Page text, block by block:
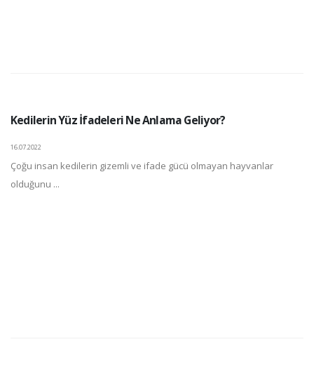
Kedilerin Yüz İfadeleri Ne Anlama Geliyor?
16.07.2022
Çoğu insan kedilerin gizemli ve ifade gücü olmayan hayvanlar
olduğunu ...